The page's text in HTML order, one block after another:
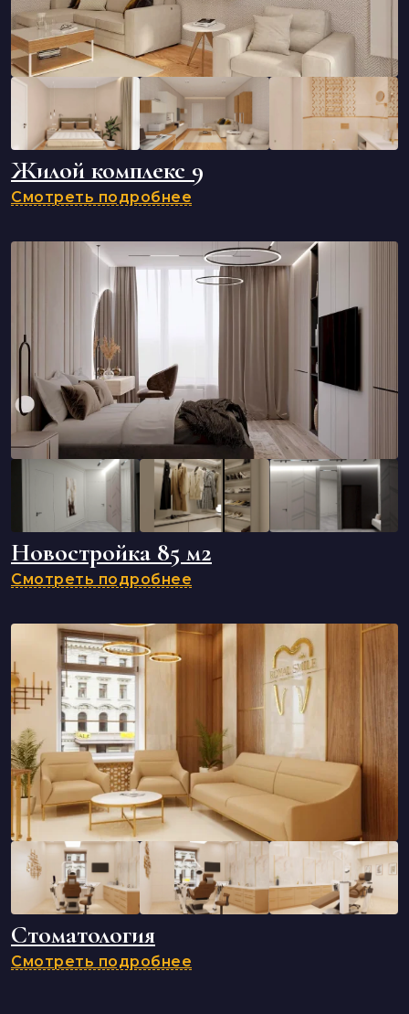
Жилой комплекс 9
Смотреть подробнее
Новостройка 85 м2
Смотреть подробнее
Стоматология
Смотреть подробнее